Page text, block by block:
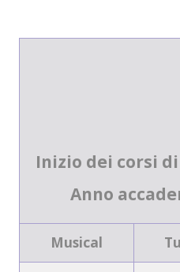
Inizio dei corsi
Anno
Musical